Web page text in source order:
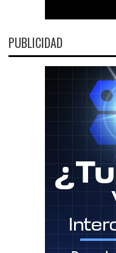
PUBLICIDAD